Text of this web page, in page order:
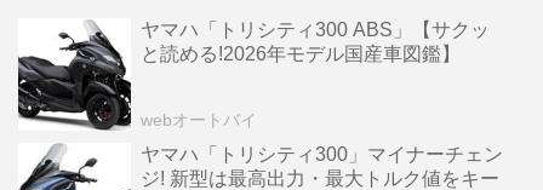
ヤマハ「トリシティ300 ABS」【サクッ
と読める!2026年モデル国産車図鑑】
webオートバイ
ヤマハ「トリシティ300」マイナーチェン
ジ! 新型は最高出力・最大トルク値をキー